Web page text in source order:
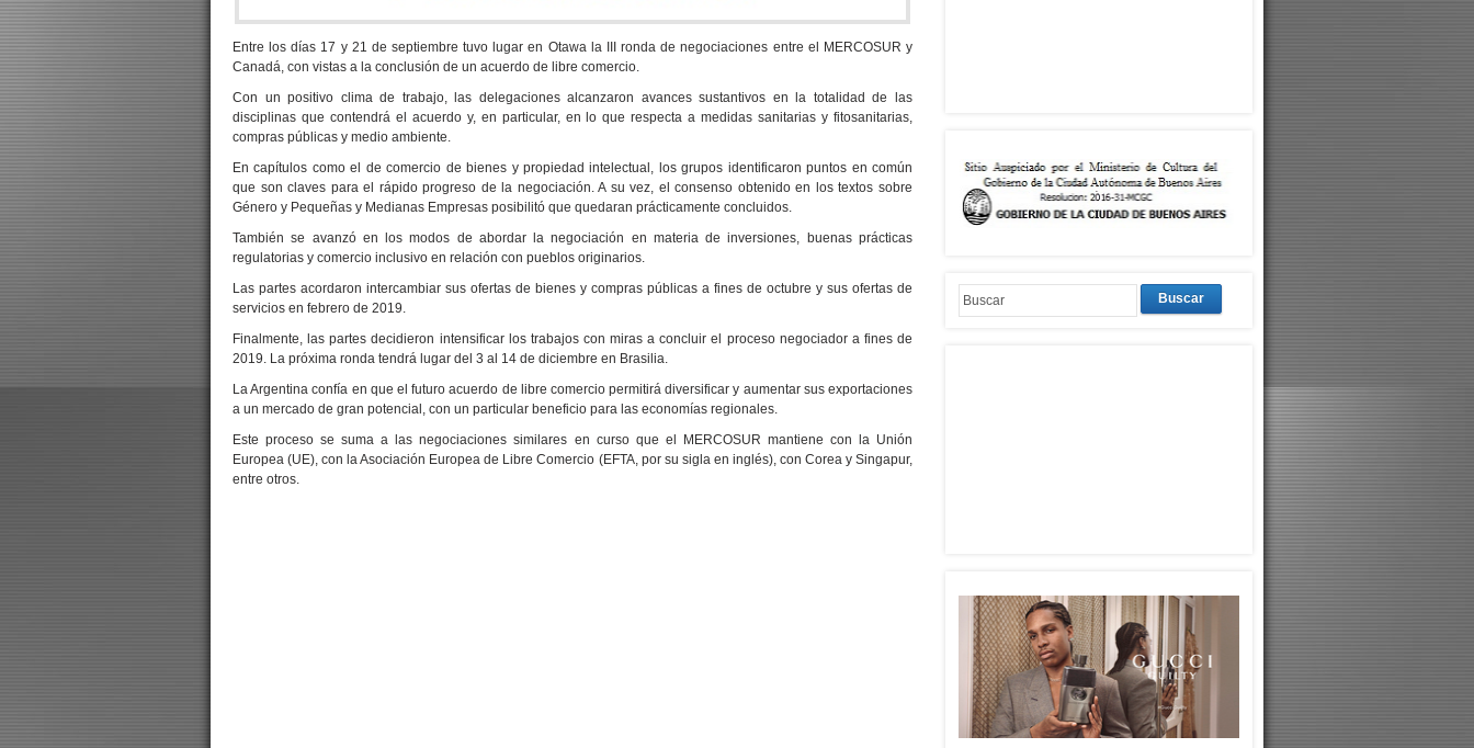
Entre los días 17 y 21 de septiembre tuvo lugar en Otawa la III ronda de negociaciones entre el MERCOSUR y
Canadá, con vistas a la conclusión de un acuerdo de libre comercio.
Con un positivo clima de trabajo, las delegaciones alcanzaron avances sustantivos en la totalidad de las
disciplinas que contendrá el acuerdo y, en particular, en lo que respecta a medidas sanitarias y fitosanitarias,
compras públicas y medio ambiente.
En capítulos como el de comercio de bienes y propiedad intelectual, los grupos identificaron puntos en común
que son claves para el rápido progreso de la negociación. A su vez, el consenso obtenido en los textos sobre
Género y Pequeñas y Medianas Empresas posibilitó que quedaran prácticamente concluidos.
También se avanzó en los modos de abordar la negociación en materia de inversiones, buenas prácticas
regulatorias y comercio inclusivo en relación con pueblos originarios.
Las partes acordaron intercambiar sus ofertas de bienes y compras públicas a fines de octubre y sus ofertas de
servicios en febrero de 2019.
Finalmente, las partes decidieron intensificar los trabajos con miras a concluir el proceso negociador a fines de
2019. La próxima ronda tendrá lugar del 3 al 14 de diciembre en Brasilia.
La Argentina confía en que el futuro acuerdo de libre comercio permitirá diversificar y aumentar sus exportaciones
a un mercado de gran potencial, con un particular beneficio para las economías regionales.
Este proceso se suma a las negociaciones similares en curso que el MERCOSUR mantiene con la Unión
Europea (UE), con la Asociación Europea de Libre Comercio (EFTA, por su sigla en inglés), con Corea y Singapur,
entre otros.
Buscar